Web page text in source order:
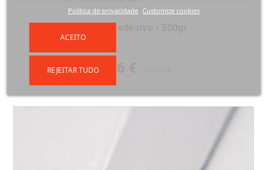
0,26 €
Política de privacidade Customize cookies
REJEITAR TUDO
ACEITO